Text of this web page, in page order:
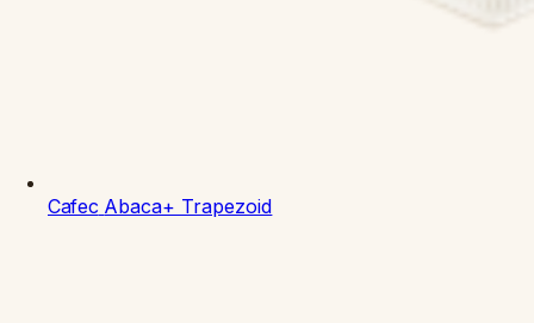
Cafec Abaca+ Trapezoid